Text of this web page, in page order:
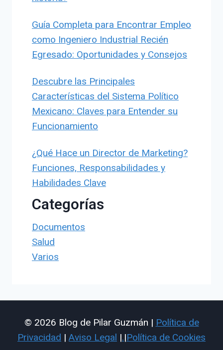
Guía Completa para Encontrar Empleo
como Ingeniero Industrial Recién
Egresado: Oportunidades y Consejos
Descubre las Principales
Características del Sistema Político
Mexicano: Claves para Entender su
Funcionamiento
¿Qué Hace un Director de Marketing?
Funciones, Responsabilidades y
Habilidades Clave
Categorías
Documentos
Salud
Varios
© 2026 Blog de Pilar Guzmán | Política de
Privacidad | Aviso Legal |.|Política de Cookies